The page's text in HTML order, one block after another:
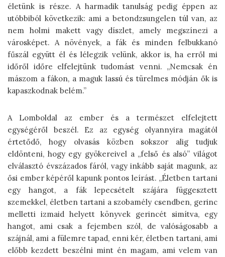
életünk is része. A harmadik tanulság pedig éppen az
utóbbiból következik: ami a betondzsungelen túl van, az
nem holmi makett vagy díszlet, amely megszínezi a
városképet. A növények, a fák és minden felbukkanó
fűszál együtt él és lélegzik velünk, akkor is, ha erről mi
időről időre elfelejtünk tudomást venni. „Nemcsak én
mászom a fákon, a maguk lassú és türelmes módján ők is
kapaszkodnak belém.”
A Lomboldal az ember és a természet elfelejtett
egységéről beszél. Ez az egység olyannyira magától
értetődő, hogy olvasás közben sokszor alig tudjuk
eldönteni, hogy egy gyökereivel a „felső és alsó” világot
elválasztó évszázados fáról, vagy inkább saját magunk, az
ősi ember képéről kapunk pontos leírást. „Életben tartani
egy hangot, a fák lepecsételt szájára függesztett
szemekkel, életben tartani a szobamély csendben, gerinc
melletti izmaid helyett könyvek gerincét simítva, egy
hangot, ami csak a fejemben szól, de valóságosabb a
szájnál, ami a fülemre tapad, enni kér, életben tartani, ami
előbb kezdett beszélni mint én magam, ami velem van